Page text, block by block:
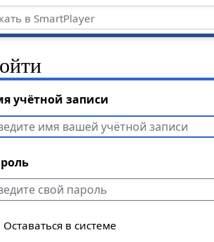
учётной записи
Оставаться в системе